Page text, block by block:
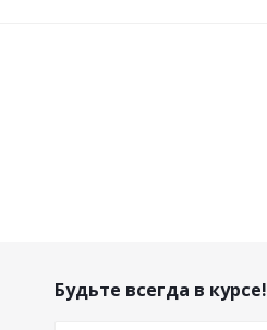
Будьте всегда в курсе!